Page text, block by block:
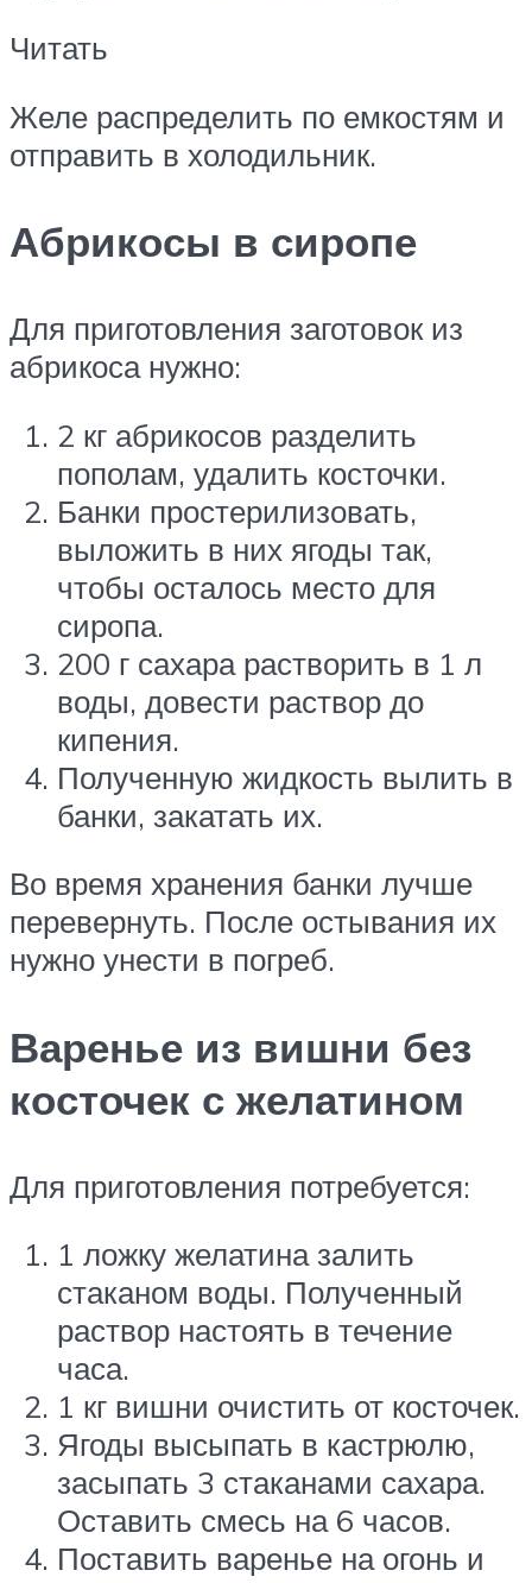
Читать
Желе распределить по емкостям и
отправить в холодильник.
Абрикосы в сиропе
Для приготовления заготовок из
абрикоса нужно:
2 кг абрикосов разделить
пополам, удалить косточки.
Банки простерилизовать,
выложить в них ягоды так,
чтобы осталось место для
сиропа.
200 г сахара растворить в 1 л
воды, довести раствор до
кипения.
Полученную жидкость вылить в
банки, закатать их.
Во время хранения банки лучше
перевернуть. После остывания их
нужно унести в погреб.
Варенье из вишни без
косточек с желатином
Для приготовления потребуется:
1 ложку желатина залить
стаканом воды. Полученный
раствор настоять в течение
часа.
1 кг вишни очистить от косточек.
Ягоды высыпать в кастрюлю,
засыпать 3 стаканами сахара.
Оставить смесь на 6 часов.
Поставить варенье на огонь и